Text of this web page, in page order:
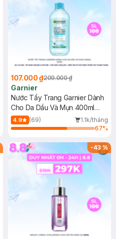
107.000 ₫209.000 ₫
Garnier
Nước Tẩy Trang Garnier Dành
Cho Da Dầu Và Mụn 400ml
(Mới)
4.9 (69)
1.1k/tháng
67%
-43%